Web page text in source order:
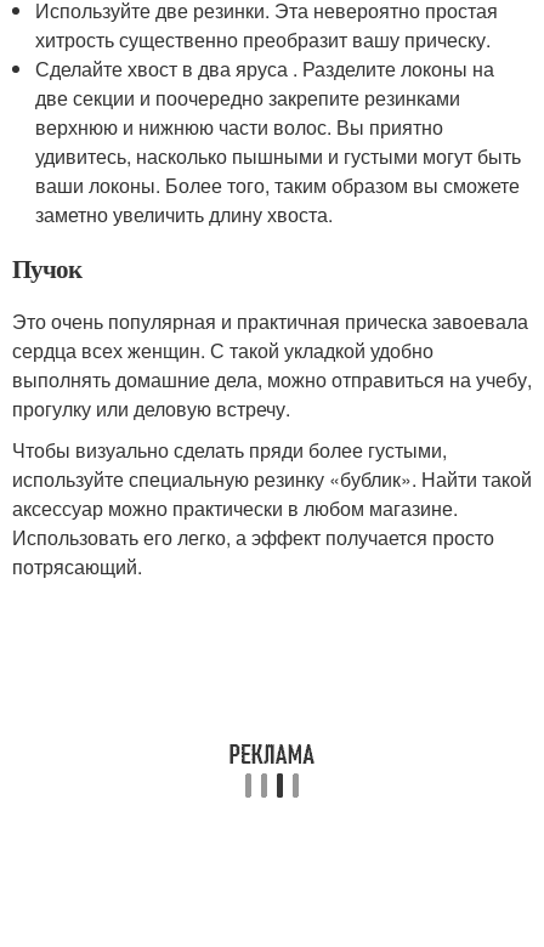
Используйте две резинки. Эта невероятно простая
хитрость существенно преобразит вашу прическу.
Сделайте хвост в два яруса . Разделите локоны на
две секции и поочередно закрепите резинками
верхнюю и нижнюю части волос. Вы приятно
удивитесь, насколько пышными и густыми могут быть
ваши локоны. Более того, таким образом вы сможете
заметно увеличить длину хвоста.
Пучок
Это очень популярная и практичная прическа завоевала
сердца всех женщин. С такой укладкой удобно
выполнять домашние дела, можно отправиться на учебу,
прогулку или деловую встречу.
Чтобы визуально сделать пряди более густыми,
используйте специальную резинку «бублик». Найти такой
аксессуар можно практически в любом магазине.
Использовать его легко, а эффект получается просто
потрясающий.